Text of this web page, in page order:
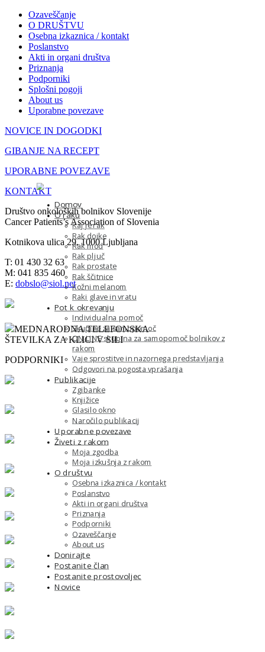
Ozaveščanje
O DRUŠTVU
Osebna izkaznica / kontakt
Poslanstvo
Akti in organi društva
Priznanja
Podporniki
Splošni pogoji
About us
Uporabne povezave
NOVICE IN DOGODKI
GIBANJE NA RECEPT
UPORABNE POVEZAVE
KONTAKT
Društvo onkoloških bolnikov Slovenije
Cancer Patients’s Association of Slovenia
Kotnikova ulica 29, 1000 Ljubljana
T: 01 430 32 63
M: 041 835 460
E: dobslo@siol.net
MEDNARODNA TELEFONSKA
ŠTEVILKA ZA KLICI V SILI
PODPORNIKI
Domov
O raku
Kaj je rak
Rak dojke
Rak mod
Rak pljuč
Rak prostate
Rak ščitnice
Kožni melanom
Raki glave in vratu
Pot k okrevanju
Individualna pomoč
Skupine za samopomoč
ON LINE skupina za samopomoč bolnikov z
rakom
Vaje sprostitve in nazornega predstavljanja
Odgovori na pogosta vprašanja
Publikacije
Zgibanke
Knjižice
Glasilo okno
Naročilo publikacij
Uporabne povezave
Živeti z rakom
Moja zgodba
Moja izkušnja z rakom
O društvu
Osebna izkaznica / kontakt
Poslanstvo
Akti in organi društva
Priznanja
Podporniki
Ozaveščanje
About us
Donirajte
Postanite član
Postanite prostovoljec
Novice